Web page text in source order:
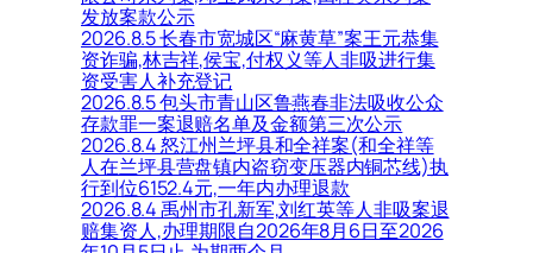
发放案款公示
2026.8.5 长春市宽城区“麻黄草”案王元恭集
资诈骗,林吉祥,侯宝,付权义等人非吸进行集
资受害人补充登记
2026.8.5 包头市青山区鲁燕春非法吸收公众
存款罪一案退赔名单及金额第三次公示
2026.8.4 怒江州兰坪县和全祥案(和全祥等
人在兰坪县营盘镇内盗窃变压器内铜芯线)执
行到位6152.4元,一年内办理退款
2026.8.4 禹州市孔新军,刘红英等人非吸案退
赔集资人,办理期限自2026年8月6日至2026